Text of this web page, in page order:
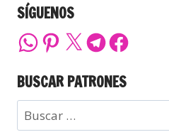
SÍGUENOS
BUSCAR PATRONES